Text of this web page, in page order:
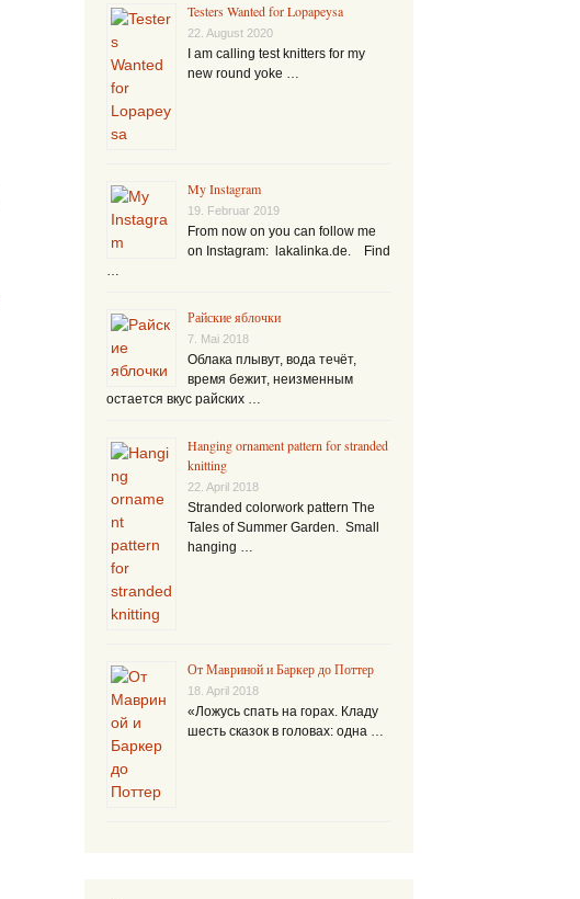
Testers Wanted for Lopapeysa
22. August 2020
I am calling test knitters for my
new round yoke …
My Instagram
19. Februar 2019
From now on you can follow me
on Instagram: lakalinka.de. Find
Райские яблочки
7. Mai 2018
Облака плывут, вода течёт,
время бежит, неизменным
остается вкус райских …
Hanging ornament pattern for stranded
knitting
22. April 2018
Stranded colorwork pattern The
Tales of Summer Garden. Small
hanging …
От Мавриной и Баркер до Поттер
18. April 2018
«Ложусь спать на горах. Кладу
шесть сказок в головах: одна …